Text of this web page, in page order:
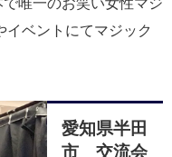
イベントにてマジック
愛知県半田
市 交流会